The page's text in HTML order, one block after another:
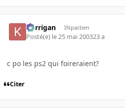
korrigan INpactien
Posté(e) le 25 mai 200323 a
c po les ps2 qui foireraient?
Citer